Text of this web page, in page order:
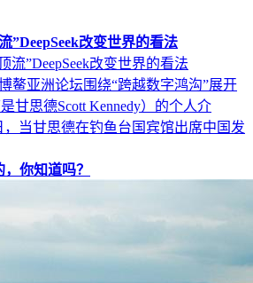
”DeepSeek改变世界的看法
鳌亚洲论坛围绕“跨越数字鸿沟”展开
甘思德Scott Kennedy）的个人介
当甘思德在钓鱼台国宾馆出席中国发
你知道吗？